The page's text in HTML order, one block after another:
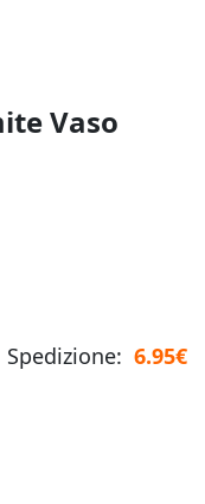
Vaso
Spedizione: 6.95€